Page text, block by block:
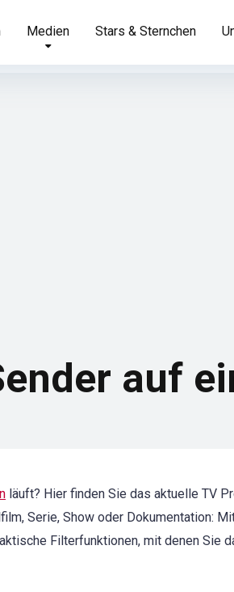
Medien Stars & Sternchen
auf
läuft? Hier finden Sie das aktuelle TV
Serie, Show oder Dokumentation:
Filterfunktionen, mit denen Sie